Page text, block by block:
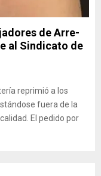
de Arre-
al Sindicato de
reprimió a los
fuera de la
El pedido por